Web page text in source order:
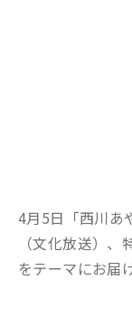
4月5日「西川あ
（文化放送）、
をテーマにお届